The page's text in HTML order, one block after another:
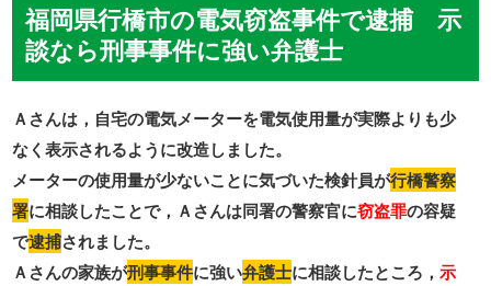
福岡県行橋市の電気窃盗事件で逮捕 示
談なら刑事事件に強い弁護士
Ａさんは，自宅の電気メーターを電気使用量が実際よりも少
なく表示されるように改造しました。
メーターの使用量が少ないことに気づいた検針員が行橋警察
署に相談したことで，Ａさんは同署の警察官に窃盗罪の容疑
で逮捕されました。
Ａさんの家族が刑事事件に強い弁護士に相談したところ，示